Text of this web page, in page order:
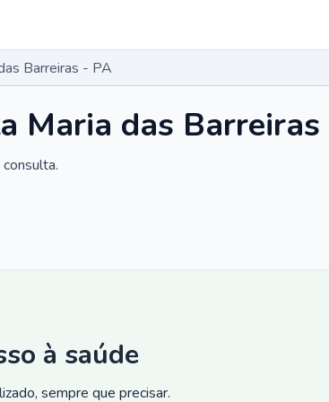
Barreiras - PA
Maria das
à saúde
sempre que precisar.